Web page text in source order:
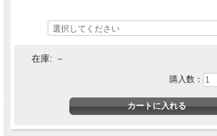
在庫: －
購入数：